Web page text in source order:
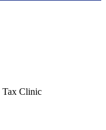
Tax Clinic